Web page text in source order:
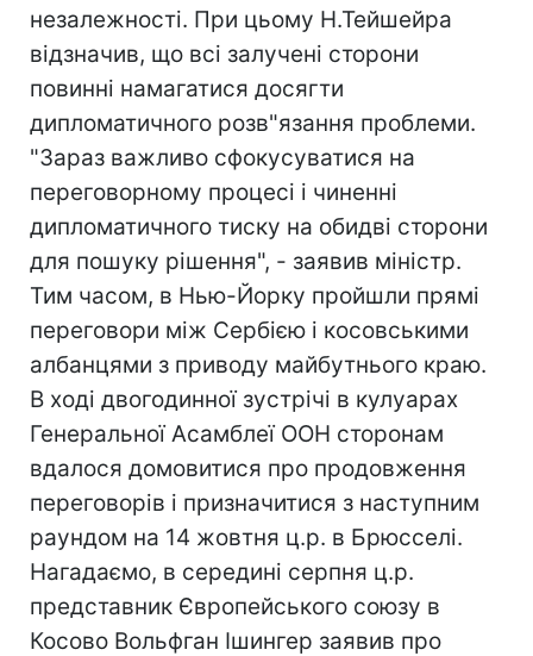
незалежності. При цьому Н.Тейшейра
відзначив, що всі залучені сторони
повинні намагатися досягти
дипломатичного розв"язання проблеми.
"Зараз важливо сфокусуватися на
переговорному процесі і чиненні
дипломатичного тиску на обидві сторони
для пошуку рішення", - заявив міністр.
Тим часом, в Нью-Йорку пройшли прямі
переговори між Сербією і косовськими
албанцями з приводу майбутнього краю.
В ході двогодинної зустрічі в кулуарах
Генеральної Асамблеї ООН сторонам
вдалося домовитися про продовження
переговорів і призначитися з наступним
раундом на 14 жовтня ц.р. в Брюсселі.
Нагадаємо, в середині серпня ц.р.
представник Європейського союзу в
Косово Вольфган Ішингер заявив про